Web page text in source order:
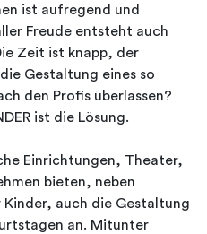
ist aufregend und
Freude entsteht auch
Zeit ist knapp, der
Gestaltung eines so
den Profis überlassen?
ist die Lösung.
Einrichtungen, Theater,
bieten, neben
auch die Gestaltung
an. Mitunter